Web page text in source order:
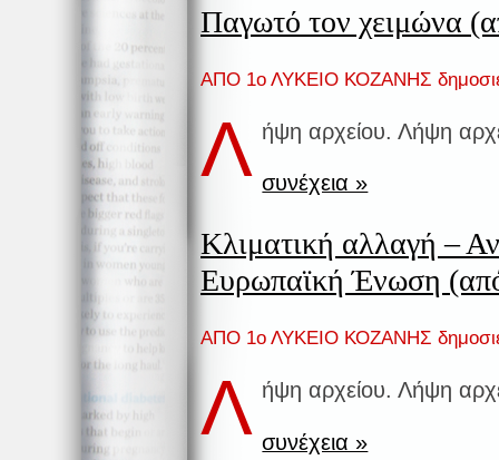
Παγωτό τον χειμώνα
ΑΠΟ 1ο ΛΥΚΕΙΟ ΚΟΖΑΝΗΣ
Λ ήψη αρχείου. Λήψη
συνέχεια »
Κλιματική αλλαγή –
Ευρωπαϊκή Ένωση
ΑΠΟ 1ο ΛΥΚΕΙΟ ΚΟΖΑΝΗΣ
Λ ήψη αρχείου. Λήψη
συνέχεια »